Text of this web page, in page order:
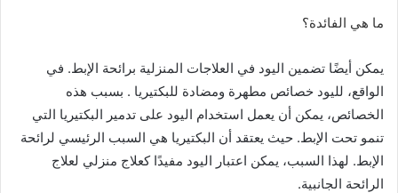
ما هي الفائدة؟
يمكن أيضًا تضمين اليود في العلاجات المنزلية برائحة الإبط. في
الواقع، لليود خصائص مطهرة ومضادة للبكتيريا . بسبب هذه
الخصائص، يمكن أن يعمل استخدام اليود على تدمير البكتيريا التي
تنمو تحت الإبط. حيث يعتقد أن البكتيريا هي السبب الرئيسي لرائحة
الإبط. لهذا السبب، يمكن اعتبار اليود مفيدًا كعلاج منزلي لعلاج
الرائحة الجانبية.